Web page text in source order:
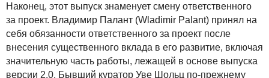
Наконец, этот выпуск знаменует смену ответственного
за проект. Владимир Палант (Wladimir Palant) принял на
себя обязанности ответственного за проект после
внесения существенного вклада в его развитие, включая
значительную часть работы, лежащей в основе выпуска
версии 2.0. Бывший куратор Уве Шольц по-прежнему